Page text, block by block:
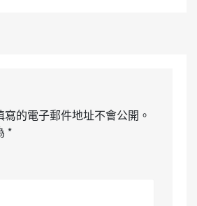
的電子郵件地址不會公開。
*